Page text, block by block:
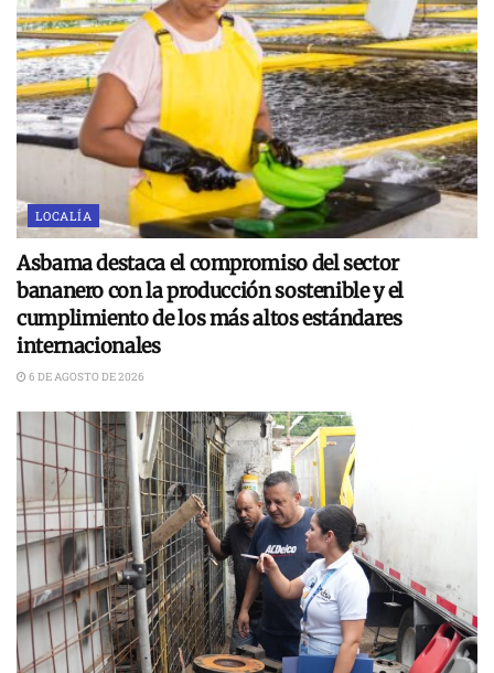
LOCALÍA
Asbama destaca el compromiso del sector
bananero con la producción sostenible y el
cumplimiento de los más altos estándares
internacionales
6 DE AGOSTO DE 2026